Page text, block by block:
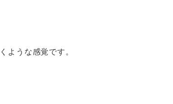
ような感覚です。